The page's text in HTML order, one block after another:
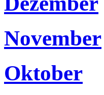
November
Oktober